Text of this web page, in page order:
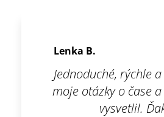
Lenka B.
Jednoduché, rýchle
moje otázky o čase
vysvetlil.